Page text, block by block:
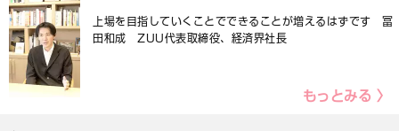
上場を目指していくことでできることが増えるはずです 冨
田和成 ZUU代表取締役、経済界社長
もっとみる 〉